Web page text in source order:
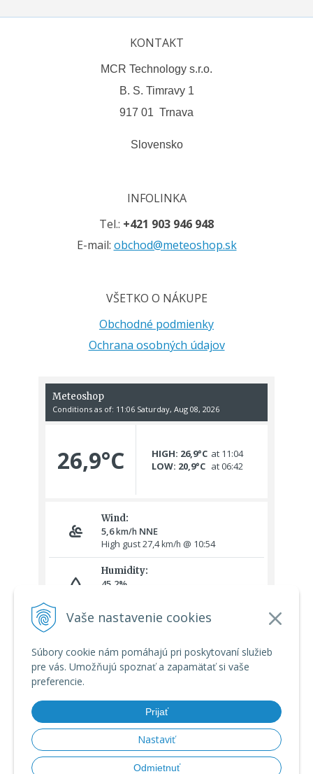
Vaše nastavenie cookies
Súbory cookie nám pomáhajú pri poskytovaní služieb
pre vás. Umožňujú spoznať a zapamätať si vaše
preferencie.
Prijať
Nastaviť
Odmietnuť
KONTAKT
MCR Technology s.r.o.
B. S. Timravy 1
917 01 Trnava
Slovensko
INFOLINKA
Tel.: +421 903 946 948
E-mail: obchod@meteoshop.sk
VŠETKO O NÁKUPE
Obchodné podmienky
Ochrana osobných údajov
© 2026 Meteoshop.sk • tvorba eshopu cez UNIobchod webhosting